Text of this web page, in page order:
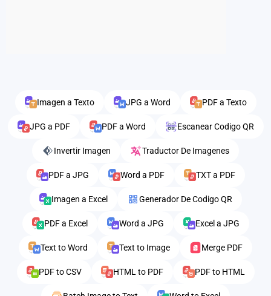
Imagen a Texto JPG a Word PDF a Texto
JPG a PDF PDF a Word Escanear Codigo QR
Invertir Imagen Traductor De Imagenes
PDF a JPG Word a PDF TXT a PDF
Imagen a Excel Generador De Codigo QR
PDF a Excel Word a JPG Excel a JPG
Text to Word Text to Image Merge PDF
PDF to CSV HTML to PDF PDF to HTML